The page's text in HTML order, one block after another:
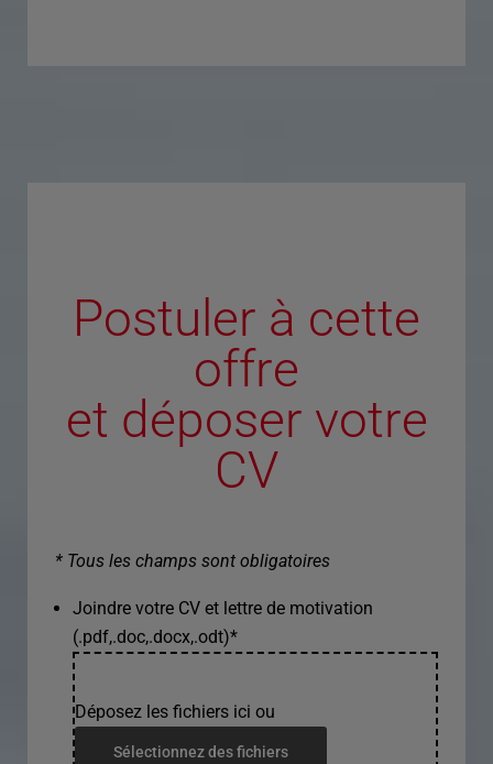
Postuler à cette
offre
et déposer votre
CV
* Tous les champs sont obligatoires
Joindre votre CV et lettre de motivation
(.pdf,.doc,.docx,.odt)*
Déposez les fichiers ici ou
Sélectionnez des fichiers